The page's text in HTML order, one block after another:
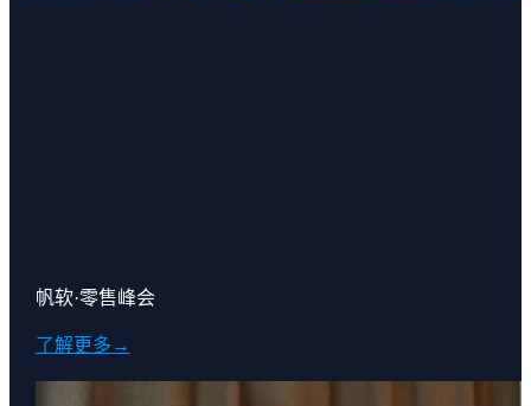
帆软·零售峰会
了解更多→